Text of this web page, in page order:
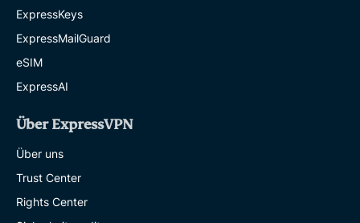
ExpressKeys
ExpressMailGuard
eSIM
ExpressAI
Über ExpressVPN
Über uns
Trust Center
Rights Center